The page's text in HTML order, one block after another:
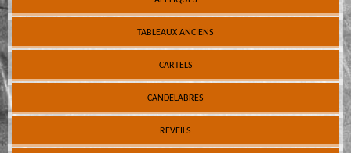
TABLEAUX ANCIENS
CARTELS
CANDELABRES
REVEILS